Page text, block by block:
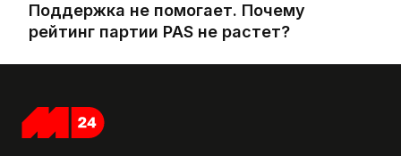
Поддержка не помогает. Почему
рейтинг партии PAS не растет?